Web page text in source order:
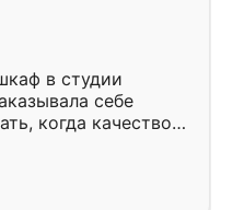
в студии
себе
когда качеством
кухня уже почти